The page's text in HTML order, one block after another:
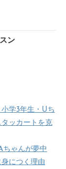
ン
学3年生・Uち
ッカートを克
ちゃんが夢中
につく理由